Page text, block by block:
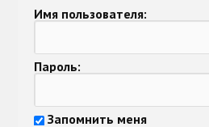
Имя пользователя:
Пароль:
Запомнить меня